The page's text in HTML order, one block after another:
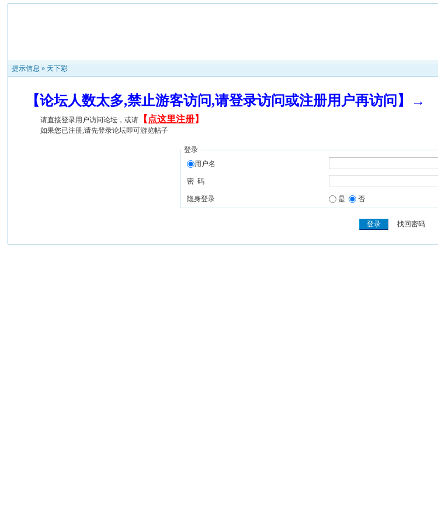
提示信息 » 天下彩
【论坛人数太多,禁止游客访问,请登录访问或注册用户再访问】→
请直接登录用户访问论坛，或请 【 点这里注册】
如果您已注册,请先登录论坛即可游览帖子
登录
用户名
密 码
隐身登录 是 否
找回密码